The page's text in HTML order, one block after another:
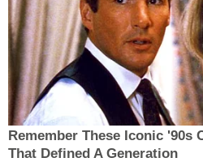
Remember These Iconic '90s
That Defined A Generation